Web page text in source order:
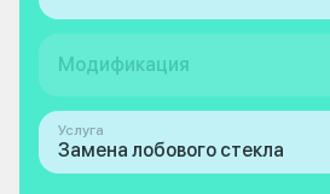
Модификация
Услуга
Замена лобового стекла